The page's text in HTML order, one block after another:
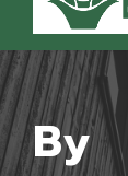
By